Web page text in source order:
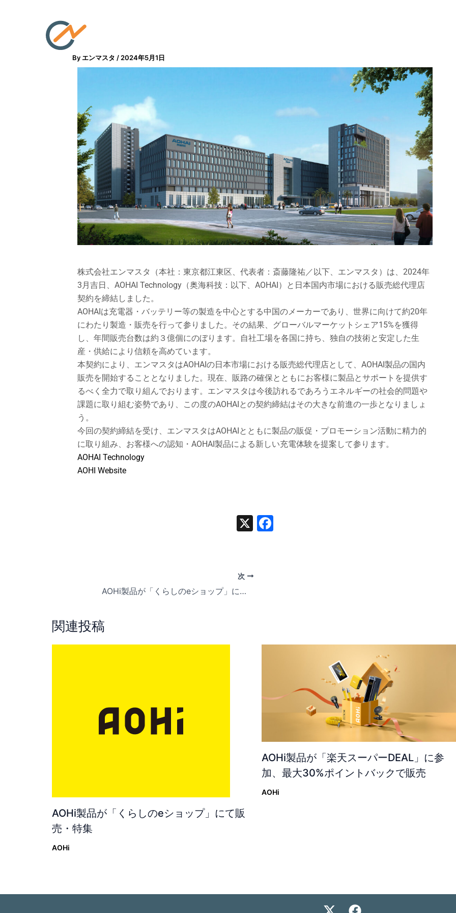
By エンマスタ / 2024年5月1日
株式会社エンマスタ（本社：東京都江東区、代表者：斎藤隆祐／以下、エンマスタ）は、2024年
3月吉日、AOHAI Technology（奥海科技：以下、AOHAI）と日本国内市場における販売総代理店
契約を締結しました。
AOHAIは充電器・バッテリー等の製造を中心とする中国のメーカーであり、世界に向けて約20年
にわたり製造・販売を行って参りました。その結果、グローバルマーケットシェア15%を獲得
し、年間販売台数は約３億個にのぼります。自社工場を各国に持ち、独自の技術と安定した生
産・供給により信頼を高めています。
本契約により、エンマスタはAOHAIの日本市場における販売総代理店として、AOHAI製品の国内
販売を開始することとなりました。現在、販路の確保とともにお客様に製品とサポートを提供す
るべく全力で取り組んでおります。エンマスタは今後訪れるであろうエネルギーの社会的問題や
課題に取り組む姿勢であり、この度のAOHAIとの契約締結はその大きな前進の一歩となりましょ
う。
今回の契約締結を受け、エンマスタはAOHAIとともに製品の販促・プロモーション活動に精力的
に取り組み、お客様への認知・AOHAI製品による新しい充電体験を提案して参ります。
AOHAI Technology
AOHI Website
X
次
AOHi製品が「くらしのeショップ」にて販売・特集
関連投稿
AOHi製品が「くらしのeショップ」にて販
売・特集
AOHi
AOHi製品が「楽天スーパーDEAL」に参
加、最大30%ポイントバックで販売
AOHi
X F